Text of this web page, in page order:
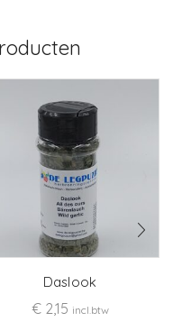
Daslook
€2,15 incl.btw